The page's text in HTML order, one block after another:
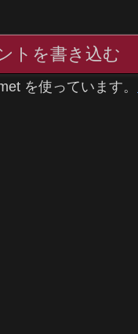
トを書き込む
を使っています。